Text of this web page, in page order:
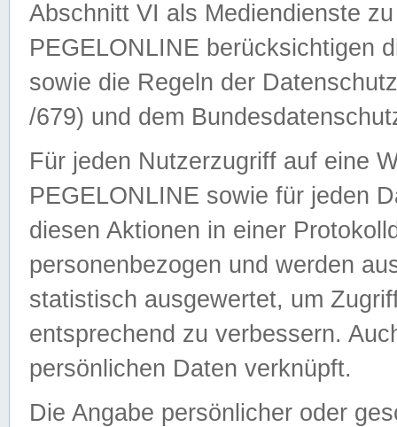
Abschnitt VI als Mediendienste
PEGELONLINE berücksichtigen
sowie die Regeln der
/679) und dem
Für jeden Nutzerzugriff auf eine
PEGELONLINE sowie für jeden
diesen Aktionen in einer
personenbezogen und werden
statistisch ausgewertet, um
entsprechend zu verbessern.
persönlichen Daten verknüpft.
Die Angabe persönlicher oder